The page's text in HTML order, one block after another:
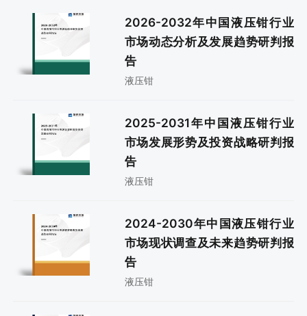
2026-2032年中国液压钳行业
市场动态分析及发展趋势研判报
告
液压钳
2025-2031年中国液压钳行业
市场发展形势及投资战略研判报
告
液压钳
2024-2030年中国液压钳行业
市场现状调查及未来趋势研判报
告
液压钳